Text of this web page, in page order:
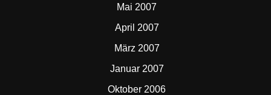
Mai 2007
April 2007
März 2007
Januar 2007
Oktober 2006